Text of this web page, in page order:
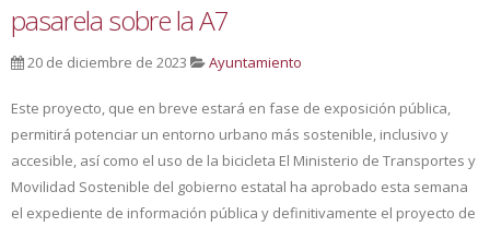
pasarela sobre la A7
20 de diciembre de 2023 Ayuntamiento
Este proyecto, que en breve estará en fase de exposición pública,
permitirá potenciar un entorno urbano más sostenible, inclusivo y
accesible, así como el uso de la bicicleta El Ministerio de Transportes y
Movilidad Sostenible del gobierno estatal ha aprobado esta semana
el expediente de información pública y definitivamente el proyecto de